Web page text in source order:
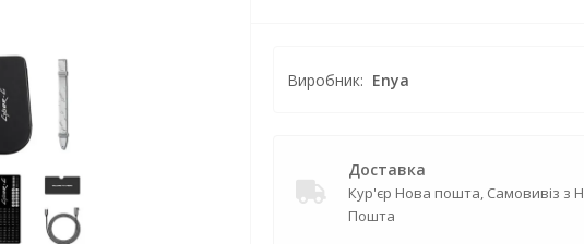
Виробник: Enya
Доставка
Кур'єр Нова пошта, Самовивіз з
Пошта